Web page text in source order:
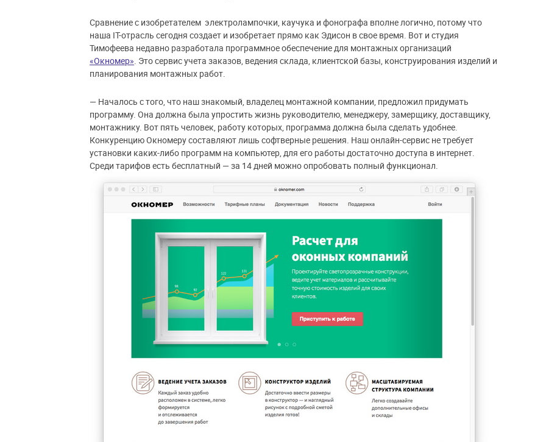
Сравнение с изобретателем электролампочки, каучука и фонографа вполне логично, потому что
наша IT-отрасль сегодня создает и изобретает прямо как Эдисон в свое время. Вот и студия
Тимофеева недавно разработала программное обеспечение для монтажных организаций
«Окномер» . Это сервис учета заказов, ведения склада, клиентской базы, конструирования изделий и
планирования монтажных работ.
— Началось с того, что наш знакомый, владелец монтажной компании, предложил придумать
программу. Она должна была упростить жизнь руководителю, менеджеру, замерщику, доставщику,
монтажнику. Вот пять человек, работу которых, программа должна была сделать удобнее.
Конкуренцию Окномеру составляют лишь софтверные решения. Наш онлайн-сервис не требует
установки каких-либо программ на компьютер, для его работы достаточно доступа в интернет.
Среди тарифов есть бесплатный — за 14 дней можно опробовать полный функционал.